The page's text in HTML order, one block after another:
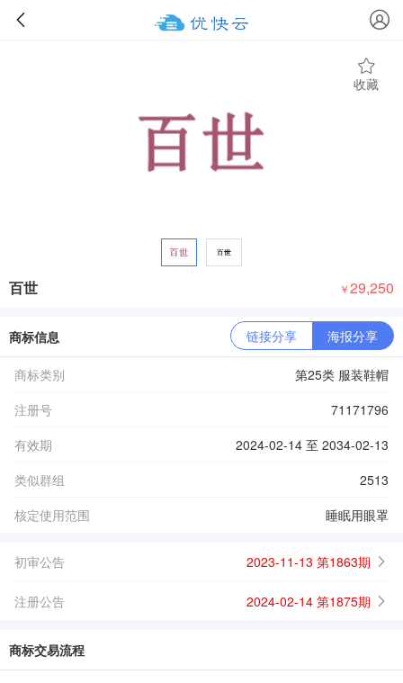
收藏
百世 ￥29,250
商标信息 链接分享 海报分享
商标类别
第25类 服装鞋帽
注册号
71171796
有效期
2024-02-14 至 2034-02-13
类似群组
2513
核定使用范围
睡眠用眼罩
初审公告 2023-11-13 第1863期
注册公告 2024-02-14 第1875期
商标交易流程